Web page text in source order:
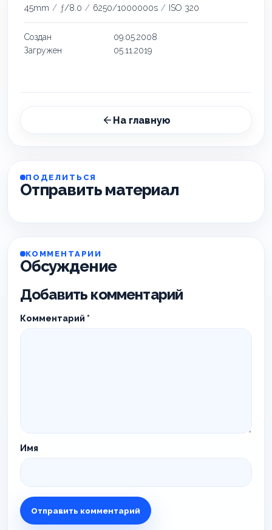
45mm / ƒ/8.0 / 6250/1000000s / ISO 320
Создан
09.05.2008
Загружен
05.11.2019
На главную
ПОДЕЛИТЬСЯ
Отправить материал
КОММЕНТАРИИ
Обсуждение
Добавить комментарий
Комментарий *
Имя